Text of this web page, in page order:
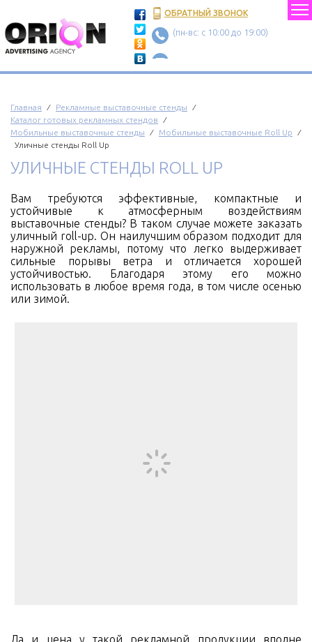
ОБРАТНЫЙ ЗВОНОК
(пн-вс: c 10:00 до 19:00)
Главная ⁄ Рекламные выставочные стенды ⁄
Каталог готовых рекламных стендов ⁄
Мобильные выставочные стенды ⁄ Мобильные выставочные Roll Up ⁄
Уличные стенды Roll Up
УЛИЧНЫЕ СТЕНДЫ ROLL UP
Вам требуются эффективные, компактные и
устойчивые к атмосферным воздействиям
выставочные стенды? В таком случае можете заказать
уличный roll-up. Он наилучшим образом подходит для
наружной рекламы, потому что легко выдерживает
сильные порывы ветра и отличается хорошей
устойчивостью. Благодаря этому его можно
использовать в любое время года, в том числе осенью
или зимой.